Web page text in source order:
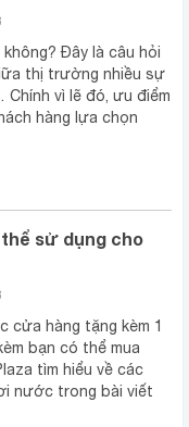
Đây là câu hỏi
thị trường nhiều sự
vì lẽ đó, ưu điểm
hàng lựa chọn
sử dụng cho
cửa hàng tặng kèm 1
bạn có thể mua
tìm hiểu về các
nước trong bài viết